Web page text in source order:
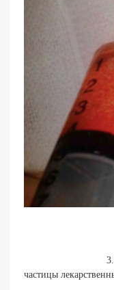
частицы